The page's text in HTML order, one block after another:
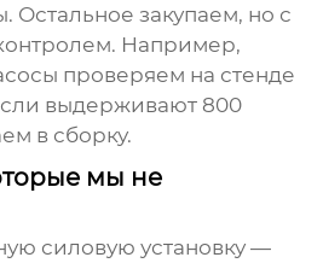
Остальное закупаем, но с
Например,
проверяем на стенде
выдерживают 800
в сборку.
мы не
силовую установку —